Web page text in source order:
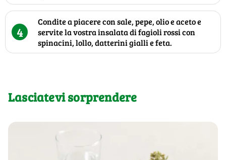
4
Condite a piacere con sale, pepe, olio e aceto e
servite la vostra insalata di fagioli rossi con
spinacini, lollo, datterini gialli e feta.
Lasciatevi sorprendere